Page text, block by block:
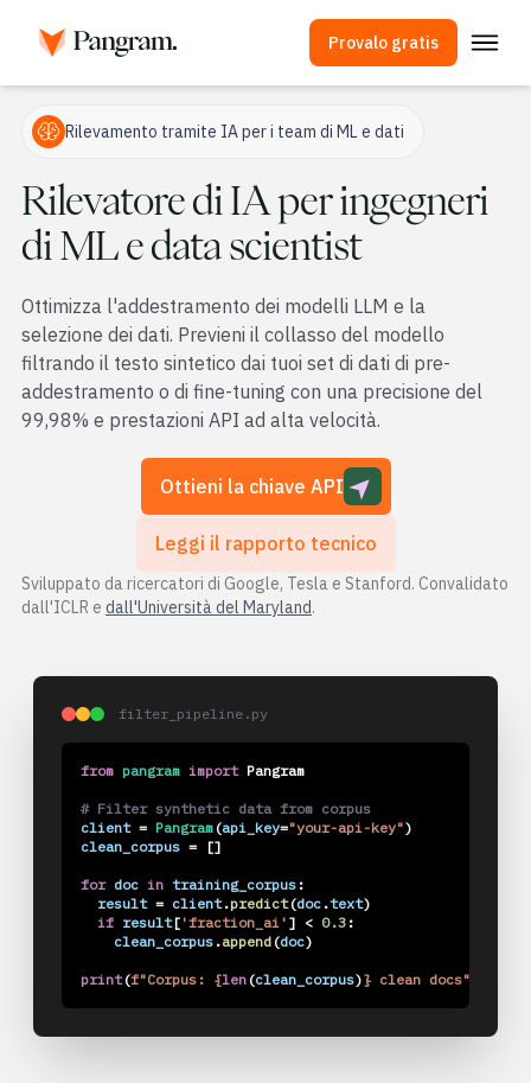
Provalo gratis
Soluzioni
Rilevatore di IA
Rilevatore di immagini
Estensione per browser
Integrazioni
Controllo antiplagio
Rilevamento multilingue tramite IA
Blog
Prezzi
Accedi
Provalo gratis
Rilevamento tramite IA per i team di ML e dati
Rilevatore di IA per ingegneri
di ML e data scientist
Ottimizza l'addestramento dei modelli LLM e la
selezione dei dati. Previeni il collasso del modello
filtrando il testo sintetico dai tuoi set di dati di pre-
addestramento o di fine-tuning con una precisione del
99,98% e prestazioni API ad alta velocità.
Ottieni la chiave API
Leggi il rapporto tecnico
Sviluppato da ricercatori di Google, Tesla e Stanford. Convalidato
dall'ICLR e dall'Università del Maryland.
filter_pipeline.py
from pangram import Pangram
# Filter synthetic data from corpus
client = Pangram (api_key="your-api-key")
clean_corpus = []
for doc in training_corpus :
result = client.predict(doc .text)
if result[ 'fraction_ai' ] < 0.3 :
clean_corpus .append (doc)
print(f"Corpus: {len (clean_corpus)} clean docs"